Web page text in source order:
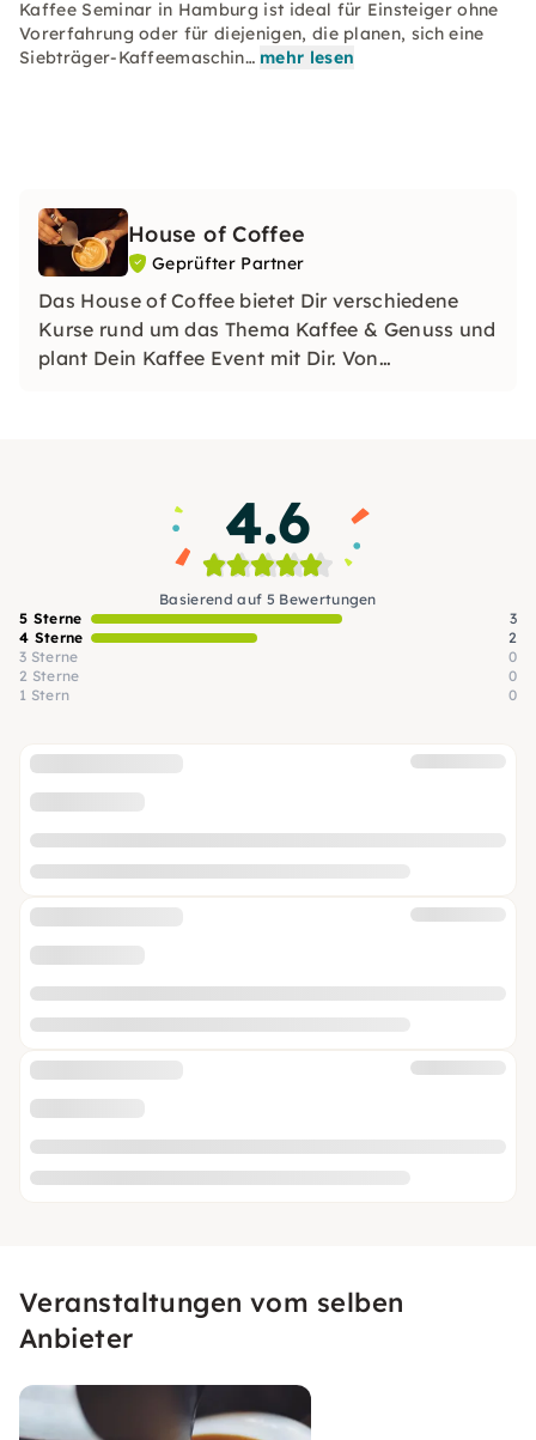
Kaffee Seminar in Hamburg ist ideal für Einsteiger ohne
Vorerfahrung oder für diejenigen, die planen, sich eine
Siebträger-Kaffeemaschin… mehr lesen
House of Coffee
Geprüfter Partner
Das House of Coffee bietet Dir verschiedene
Kurse rund um das Thema Kaffee & Genuss und
plant Dein Kaffee Event mit Dir. Von
4.6
Basierend auf 5 Bewertungen
5 Sterne
3
4 Sterne
2
3 Sterne
0
2 Sterne
0
1 Stern
0
Veranstaltungen vom selben
Anbieter